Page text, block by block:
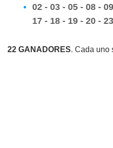
02 - 03 - 05 - 08 -
17 - 18 - 19 - 20 - 23
22 GANADORES. Cada uno